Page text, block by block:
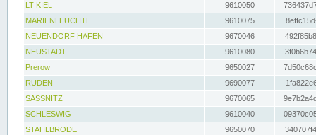
LT KIEL
9610050
MARIENLEUCHTE
9610075
NEUENDORF HAFEN
9670046
NEUSTADT
9610080
Prerow
9650027
RUDEN
9690077
SASSNITZ
9670065
SCHLESWIG
9610040
STAHLBRODE
9650070